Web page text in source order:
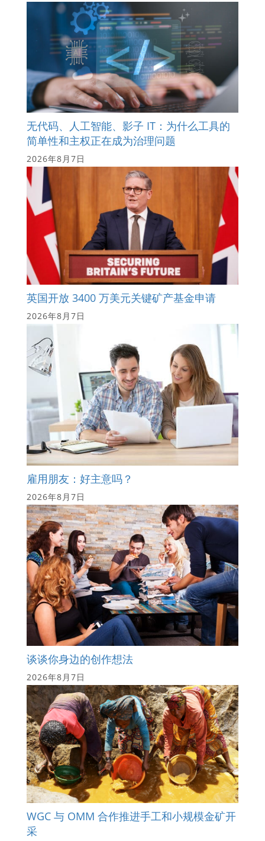
无代码、人工智能、影子 IT：为什么工具的
简单性和主权正在成为治理问题
2026年8月7日
英国开放 3400 万美元关键矿产基金申请
2026年8月7日
雇用朋友：好主意吗？
2026年8月7日
谈谈你身边的创作想法
2026年8月7日
WGC 与 OMM 合作推进手工和小规模金矿开
采